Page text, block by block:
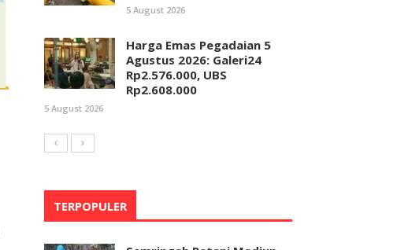
5 August 2026
Harga Emas Pegadaian 5
Agustus 2026: Galeri24
Rp2.576.000, UBS
Rp2.608.000
5 August 2026
TERPOPULER